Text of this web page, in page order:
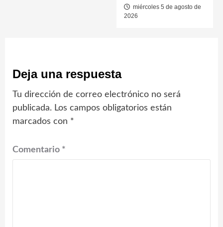
miércoles 5 de agosto de
2026
Deja una respuesta
Tu dirección de correo electrónico no será
publicada. Los campos obligatorios están
marcados con *
Comentario *